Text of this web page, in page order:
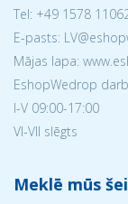
Tel: +49 1578
E-pasts:
Mājas lapa:
EshopWedrop
I-V 09:00-17:00
VI-VII slēgts
Meklē mūs